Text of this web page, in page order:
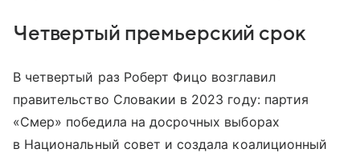
Четвертый премьерский срок
В четвертый раз Роберт Фицо возглавил
правительство Словакии в 2023 году: партия
«Смер» победила на досрочных выборах
в Национальный совет и создала коалиционный